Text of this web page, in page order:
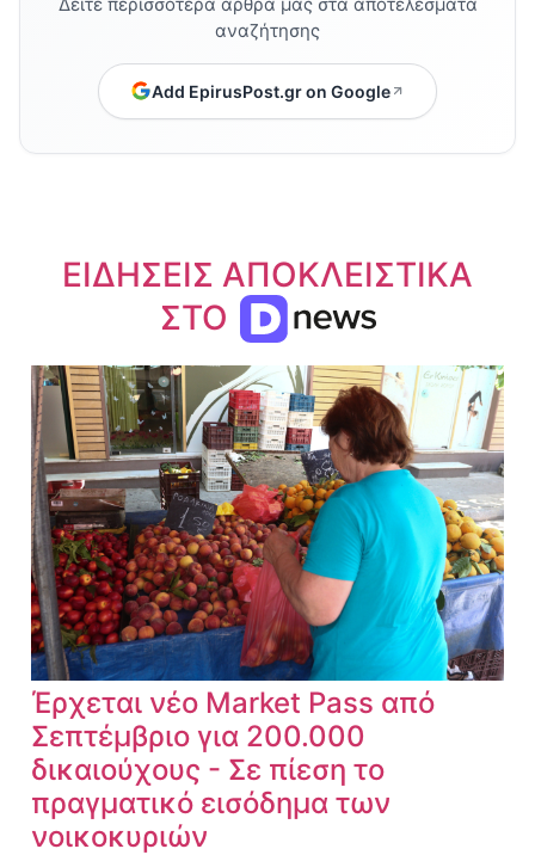
αναζήτησης
Add EpirusPost.gr on Google
ΕΙΔΗΣΕΙΣ ΑΠΟΚΛΕΙΣΤΙΚΑ
ΣΤΟ
Έρχεται νέο Market Pass από
Σεπτέμβριο για 200.000
δικαιούχους - Σε πίεση το
πραγματικό εισόδημα των
νοικοκυριών